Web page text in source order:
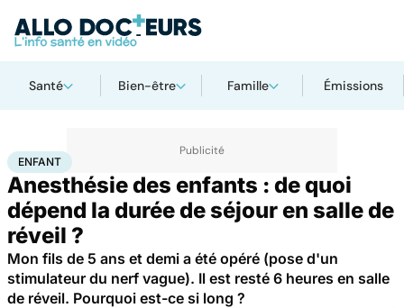
Santé Bien-être Famille Émissions
AccueilFamille
ENFANT
Anesthésie des enfants : de quoi
dépend la durée de séjour en salle de
réveil ?
Mon fils de 5 ans et demi a été opéré (pose d'un
stimulateur du nerf vague). Il est resté 6 heures en salle
de réveil. Pourquoi est-ce si long ?